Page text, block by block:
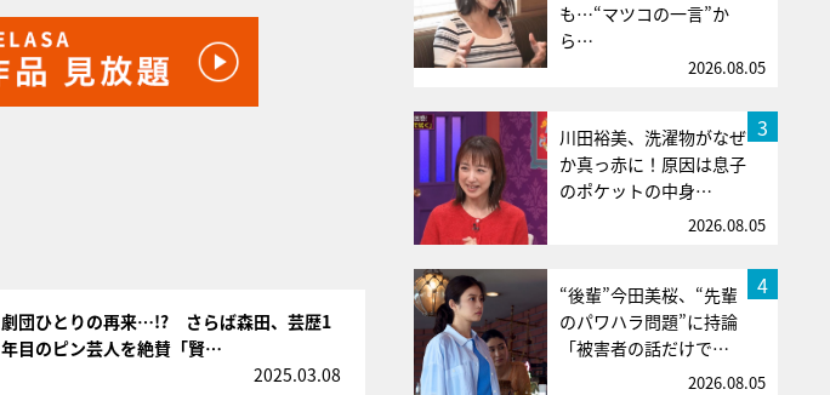
劇団ひとりの再来…!? さらば森田、芸歴1
年目のピン芸人を絶賛「賢…
2025.03.08
も…“マツコの一言”か
ら…
2026.08.05
3
川田裕美、洗濯物がなぜ
か真っ赤に！原因は息子
のポケットの中身…
2026.08.05
4
“後輩”今田美桜、“先輩
のパワハラ問題”に持論
「被害者の話だけで…
2026.08.05